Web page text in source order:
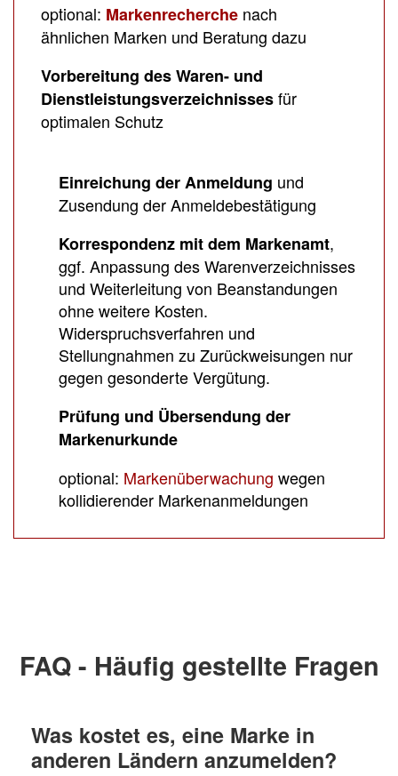
optional: Markenrecherche nach
ähnlichen Marken und Beratung dazu
Vorbereitung des Waren- und
Dienstleistungsverzeichnissesfür
optimalen Schutz
Einreichung der Anmeldung und
Zusendung der Anmeldebestätigung
Korrespondenz mit dem Markenamt,
ggf. Anpassung des Warenverzeichnisses
und Weiterleitung von Beanstandungen
ohne weitere Kosten.
Widerspruchsverfahren und
Stellungnahmen zu Zurückweisungen nur
gegen gesonderte Vergütung.
Prüfung und Übersendung der
Markenurkunde
optional: Markenüberwachung wegen
kollidierender Markenanmeldungen
FAQ - Häufig gestellte Fragen
Was kostet es, eine Marke in
anderen Ländern anzumelden?